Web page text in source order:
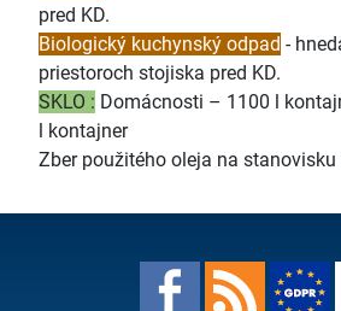
pred KD.
Biologický kuchynský odpad -
priestoroch stojiska pred KD.
SKLO : Domácnosti – 1100 l
l kontajner
Zber použitého oleja na stanovisku